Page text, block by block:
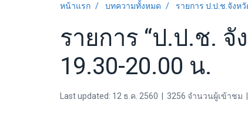
หน้าแรก บทความทั้งหมด รายการ ป.ป.ช.จังห
รายการ “ป.ป.ช. จั
19.30-20.00 น.
Last updated: 12 ธ.ค. 2560 3256 จำนวนผู้เข้าชม